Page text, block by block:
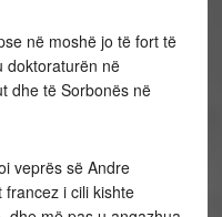
në moshë jo të fort të
doktoraturën në
dhe të Sorbonës në
veprës së Andre
i cili kishte